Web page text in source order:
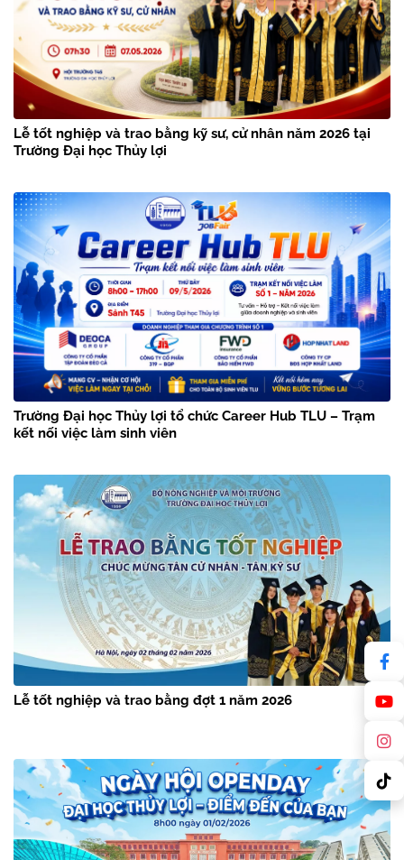
Lễ tốt nghiệp và trao bằng kỹ sư, cử nhân năm 2026 tại
Trường Đại học Thủy lợi
Trường Đại học Thủy lợi tổ chức Career Hub TLU – Trạm
kết nối việc làm sinh viên
Lễ tốt nghiệp và trao bằng đợt 1 năm 2026